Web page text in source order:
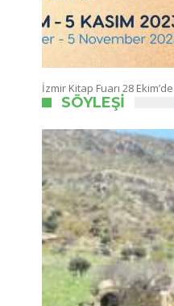
İzmir Kitap Fuarı 28
SÖYLEŞI